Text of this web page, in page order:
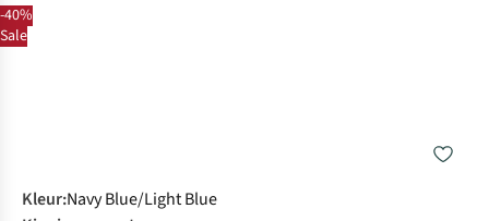
-40%
Sale
Kleur:Navy Blue/Light Blue